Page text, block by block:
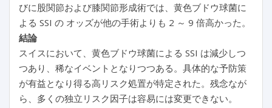
びに股関節および膝関節形成術では、黄色ブドウ球菌に
よる SSI の オッズが他の手術よりも 2 ～ 9 倍高かった。
結論
スイスにおいて、黄色ブドウ球菌による SSI は減少しつ
つあり、稀なイベントとなりつつある。具体的な予防策
が有益となり得る高リスク処置が特定された。残念なが
ら、多くの独立リスク因子は容易には変更できない。